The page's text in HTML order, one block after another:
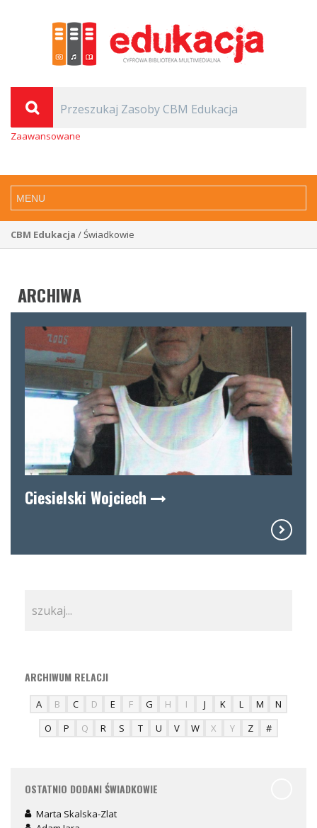
Zaawansowane
CBM Edukacja / Świadkowie
ARCHIWA
Ciesielski Wojciech
ARCHIWUM RELACJI
A B C D E F G H I J K L M
N
O
P Q R S T U V W X Y Z #
OSTATNIO DODANI ŚWIADKOWIE
Marta Skalska-Zlat